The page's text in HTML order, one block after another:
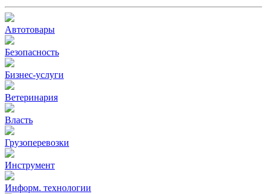
Автотовары
Безопасность
Бизнес-услуги
Ветеринария
Власть
Грузоперевозки
Инструмент
Информ. технологии